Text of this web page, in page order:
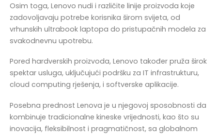
Osim toga, Lenovo nudi i različite linije proizvoda koje
zadovoljavaju potrebe korisnika širom svijeta, od
vrhunskih ultrabook laptopa do pristupačnih modela za
svakodnevnu upotrebu.
Pored hardverskih proizvoda, Lenovo također pruža širok
spektar usluga, uključujući podršku za IT infrastrukturu,
cloud computing rješenja, i softverske aplikacije.
Posebna prednost Lenova je u njegovoj sposobnosti da
kombinuje tradicionalne kineske vrijednosti, kao što su
inovacija, fleksibilnost i pragmatičnost, sa globalnom